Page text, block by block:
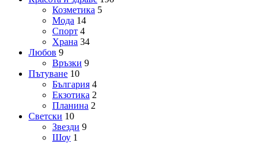
Козметика 5
Мода 14
Спорт 4
Храна 34
Любов 9
Връзки 9
Пътуване 10
България 4
Екзотика 2
Планина 2
Светски 10
Звезди 9
Шоу 1